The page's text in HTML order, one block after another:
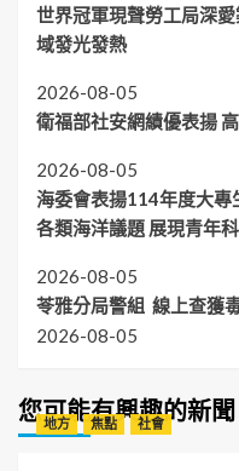
世界冠軍現聲勞工局深
域發光發熱
2026-08-05
衛福部社安網績優表揚
2026-08-05
海委會表揚114年度大專
各類海洋議題 展現青年
2026-08-05
苓雅分局警組 線上查獲
2026-08-05
您可能有興趣的新聞
地方 焦點 社會